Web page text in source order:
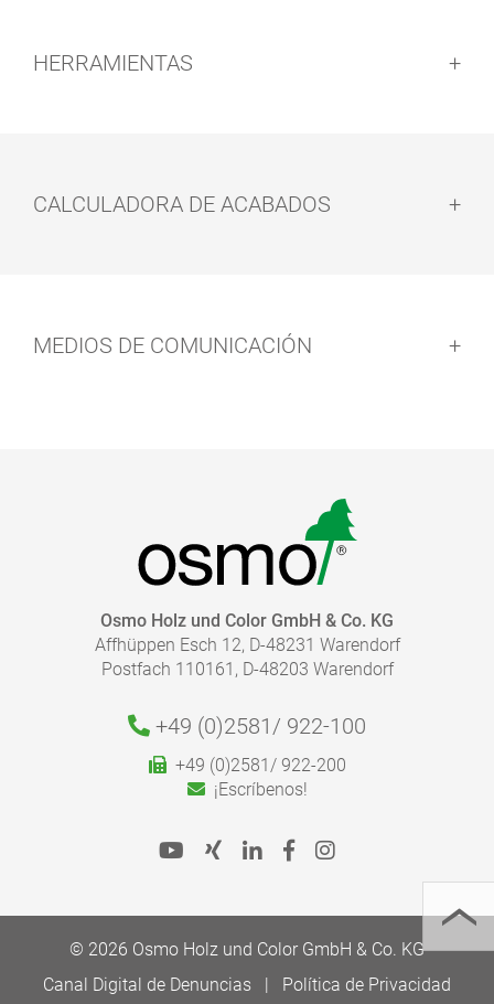
HERRAMIENTAS
CALCULADORA DE ACABADOS
Con nuestra calculadora de acabados, puede calcular
de forma rápida y fácil la cantidad de recubrimiento
Le rogamos que siga nuestras instrucciones de
aplicación de las Fichas de Producto para una
aplicación correcta.
MEDIOS DE COMUNICACIÓN
FOLLETO - COLOR Y PROTECCIÓN PARA INTERIOR
IR A LA MEDIATHECA
Osmo Holz und Color GmbH & Co. KG
Affhüppen Esch 12, D-48231 Warendorf
Postfach 110161, D-48203 Warendorf
+49 (0)2581/ 922-100
+49 (0)2581/ 922-200
¡Escríbenos!
© 2026 Osmo Holz und Color GmbH & Co. KG
Canal Digital de Denuncias
Política de Privacidad